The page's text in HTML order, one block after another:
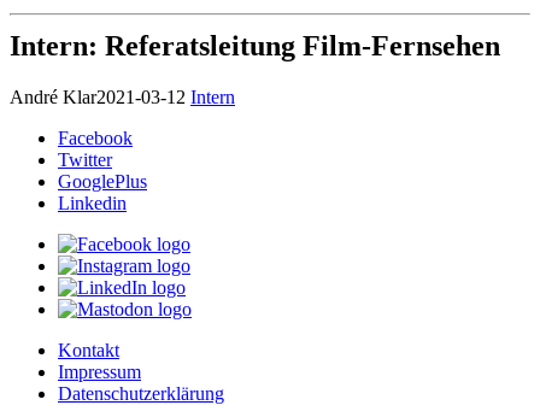
Intern: Referatsleitung Film-Fernsehen
André Klar2021-03-12 Intern
Facebook
Twitter
GooglePlus
Linkedin
Kontakt
Impressum
Datenschutzerklärung